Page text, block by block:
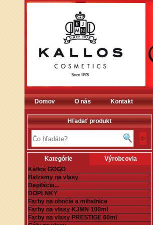
Domov O nás Kontakt
Hľadať produkt
Kategórie
Výrobcovia
Kallos GOGO
Balzamy na vlasy
Depilácia...
DOPLNKY
Farby na obočie a mihalnice
Farby na vlasy KJMN 100ml
Farby na vlasy PRESTIGE 60ml